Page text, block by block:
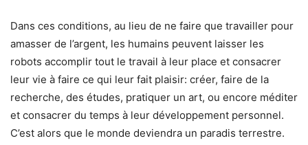
Dans ces conditions, au lieu de ne faire que travailler pour
amasser de l’argent, les humains peuvent laisser les
robots accomplir tout le travail à leur place et consacrer
leur vie à faire ce qui leur fait plaisir: créer, faire de la
recherche, des études, pratiquer un art, ou encore méditer
et consacrer du temps à leur développement personnel.
C’est alors que le monde deviendra un paradis terrestre.